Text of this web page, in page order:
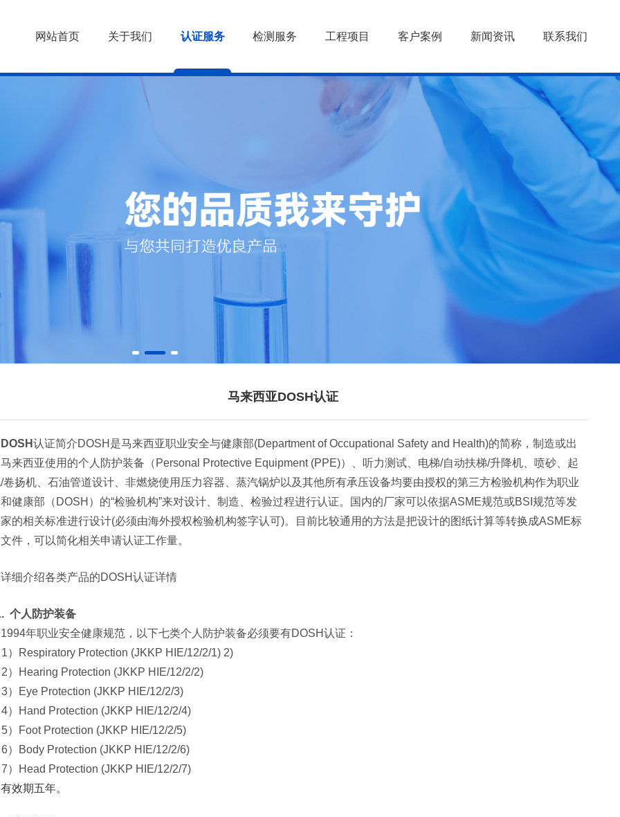
网站首页 关于我们 认证服务 检测服务 工程项目 客户案例 新闻资讯 联系我们
马来西亚DOSH认证
DOSH认证简介DOSH是马来西亚职业安全与健康部(Department of Occupational Safety and Health)的简称，制造或出
来西亚使用的个人防护装备（Personal Protective Equipment (PPE)）、听力测试、电梯/自动扶梯/升降机、喷砂、起
卷扬机、石油管道设计、非燃烧使用压力容器、蒸汽锅炉以及其他所有承压设备均要由授权的第三方检验机构作为职业
健康部（DOSH）的“检验机构”来对设计、制造、检验过程进行认证。国内的厂家可以依据ASME规范或BSI规范等发
的相关标准进行设计(必须由海外授权检验机构签字认可)。目前比较通用的方法是把设计的图纸计算等转换成ASME标
件，可以简化相关申请认证工作量。
细介绍各类产品的DOSH认证详情
个人防护装备
年职业安全健康规范，以下七类个人防护装备必须要有DOSH认证：
1）Respiratory Protection (JKKP HIE/12/2/1) 2)
2）Hearing Protection (JKKP HIE/12/2/2)
3）Eye Protection (JKKP HIE/12/2/3)
4）Hand Protection (JKKP HIE/12/2/4)
5）Foot Protection (JKKP HIE/12/2/5)
6）Body Protection (JKKP HIE/12/2/6)
7）Head Protection (JKKP HIE/12/2/7)
效期五年。